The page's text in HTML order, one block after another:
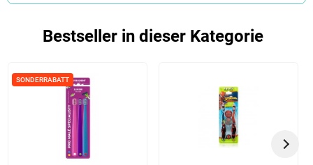
Bestseller in dieser Kategorie
SONDERRABATT